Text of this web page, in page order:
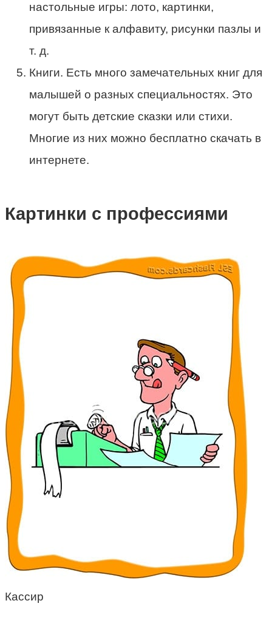
настольные игры: лото, картинки,
привязанные к алфавиту, рисунки пазлы и
т. д.
Книги. Есть много замечательных книг для
малышей о разных специальностях. Это
могут быть детские сказки или стихи.
Многие из них можно бесплатно скачать в
интернете.
Картинки с профессиями
Кассир